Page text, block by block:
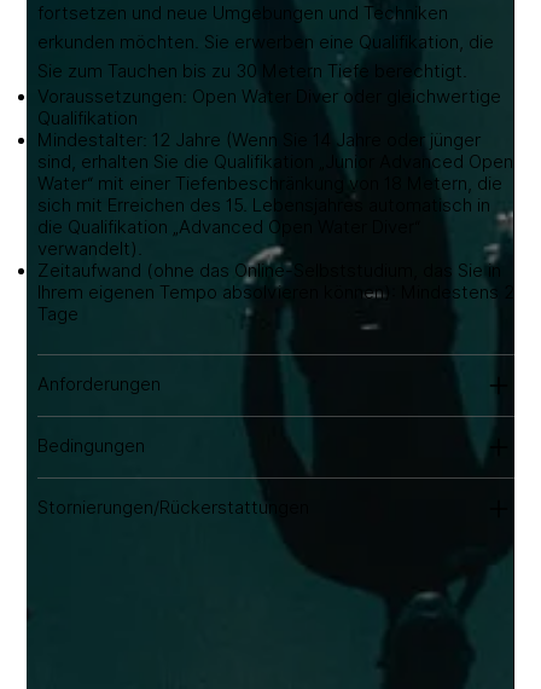
fortsetzen und neue Umgebungen und Techniken
erkunden möchten. Sie erwerben eine Qualifikation, die
Sie zum Tauchen bis zu 30 Metern Tiefe berechtigt.
Voraussetzungen: Open Water Diver oder gleichwertige
Qualifikation
Mindestalter: 12 Jahre (Wenn Sie 14 Jahre oder jünger
sind, erhalten Sie die Qualifikation „Junior Advanced Open
Water“ mit einer Tiefenbeschränkung von 18 Metern, die
sich mit Erreichen des 15. Lebensjahres automatisch in
die Qualifikation „Advanced Open Water Diver“
verwandelt).
Zeitaufwand (ohne das Online-Selbststudium, das Sie in
Ihrem eigenen Tempo absolvieren können): Mindestens 2
Tage
Anforderungen
Bedingungen
Stornierungen/Rückerstattungen